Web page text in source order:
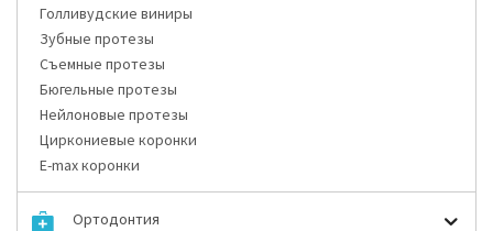
Голливудские виниры
Зубные протезы
Съемные протезы
Бюгельные протезы
Нейлоновые протезы
Циркониевые коронки
E-max коронки
Ортодонтия